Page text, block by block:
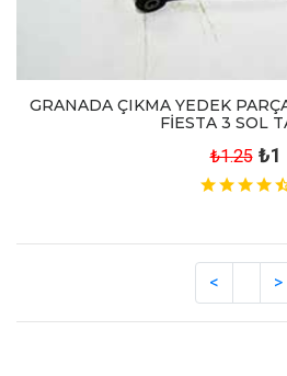
GRANADA ÇIKMA YEDEK
FİESTA 3 SOL
₺1.25 ₺1